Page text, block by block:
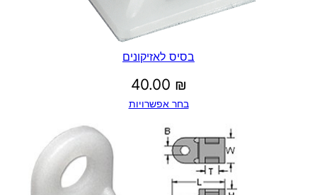
בסיס לאזיקונים
40.00 ₪
בחר אפשרויות